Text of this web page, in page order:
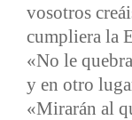
vosotros
cumpliera la
«No le
y en otro
«Mirarán al